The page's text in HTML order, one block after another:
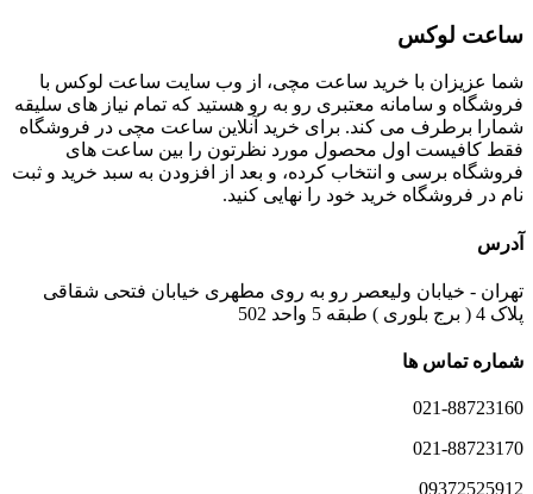
ساعت لوکس
شما عزیزان با خرید ساعت مچی، از وب سایت ساعت لوکس با
فروشگاه و سامانه معتبری رو به رو هستید که تمام نیاز های سلیقه
شمارا برطرف می کند. برای خرید آنلاین ساعت مچی در فروشگاه
فقط کافیست اول محصول مورد نظرتون را بین ساعت های
فروشگاه برسی و انتخاب کرده، و بعد از افزودن به سبد خرید و ثبت
نام در فروشگاه خرید خود را نهایی کنید.
آدرس
تهران - خیابان ولیعصر رو به روی مطهری خیابان فتحی شقاقی
پلاک 4 ( برج بلوری ) طبقه 5 واحد 502
شماره تماس ها
021-88723160
021-88723170
09372525912